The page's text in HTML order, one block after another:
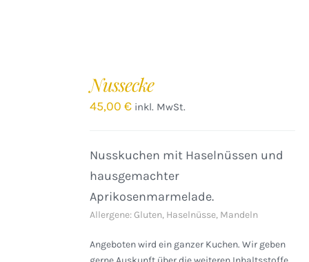
Nussecke
45,00€ inkl. MwSt.
Nusskuchen mit Haselnüssen und
hausgemachter
Aprikosenmarmelade.
Allergene: Gluten, Haselnüsse, Mandeln
Angeboten wird ein ganzer Kuchen. Wir geben